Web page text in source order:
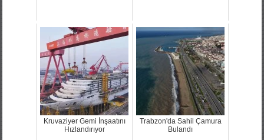
Kruvaziyer Gemi İnşaatını
Hızlandırıyor
Trabzon'da Sahil Çamura
Bulandı